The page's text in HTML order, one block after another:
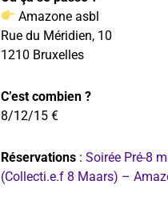
Amazone asbl
Rue du Méridien, 10
1210 Bruxelles
C’est combien ?
8/12/15 €
Réservations : Soirée Pré-8
(Collecti.e.f 8 Maars) –